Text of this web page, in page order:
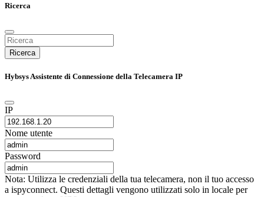
Ricerca
Ricerca
Hybsys Assistente di Connessione della Telecamera IP
IP
Nome utente
Password
Nota: Utilizza le credenziali della tua telecamera, non il tuo accesso
a ispyconnect. Questi dettagli vengono utilizzati solo in locale per